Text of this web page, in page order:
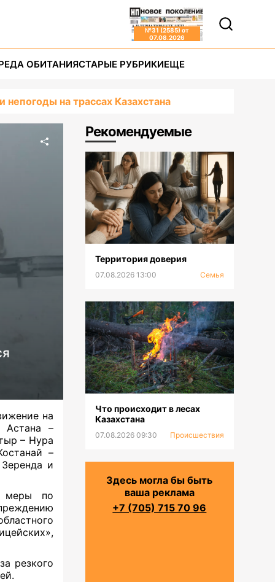
№31 (2585) от
07.08.2026
ОБИТАНИЯСТАРЫЕ РУБРИКИЕЩЕ
на трассах Казахстана
на
Астана –
– Нура
–
и
меры по
резкого
Рекомендуемые
Территория доверия
07.08.2026 13:00 Семья
Что происходит в лесах
Казахстана
07.08.2026 09:30 Происшествия
Здесь могла бы быть
ваша реклама
+7 (705) 715 70 96